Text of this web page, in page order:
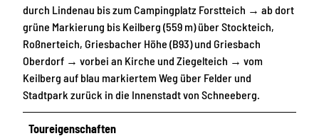
durch Lindenau bis zum Campingplatz Forstteich → ab dort
grüne Markierung bis Keilberg (559 m) über Stockteich,
Roßnerteich, Griesbacher Höhe (B93) und Griesbach
Oberdorf → vorbei an Kirche und Ziegelteich → vom
Keilberg auf blau markiertem Weg über Felder und
Stadtpark zurück in die Innenstadt von Schneeberg.
Toureigenschaften